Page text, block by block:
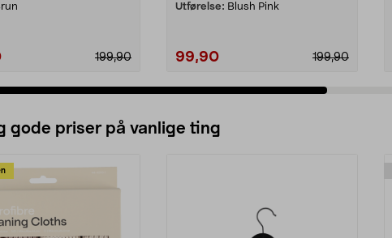
199,90
Utførelse: Blush Pink
99,90 199,90
gode priser på vanlige ting